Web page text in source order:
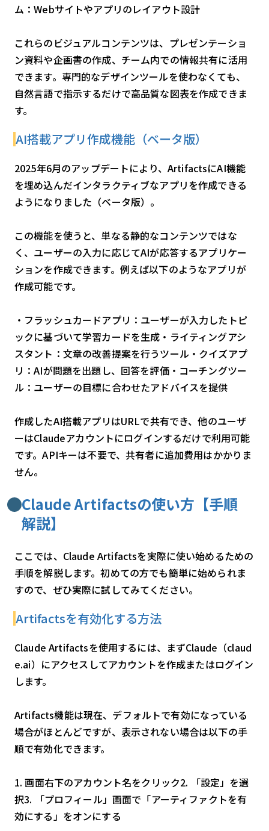
ム：Webサイトやアプリのレイアウト設計
これらのビジュアルコンテンツは、プレゼンテーショ
ン資料や企画書の作成、チーム内での情報共有に活用
できます。専門的なデザインツールを使わなくても、
自然言語で指示するだけで高品質な図表を作成できま
す。
AI搭載アプリ作成機能（ベータ版）
2025年6月のアップデートにより、ArtifactsにAI機能
を埋め込んだインタラクティブなアプリを作成できる
ようになりました（ベータ版）。
この機能を使うと、単なる静的なコンテンツではな
く、ユーザーの入力に応じてAIが応答するアプリケー
ションを作成できます。例えば以下のようなアプリが
作成可能です。
・フラッシュカードアプリ：ユーザーが入力したトピ
ックに基づいて学習カードを生成・ライティングアシ
スタント：文章の改善提案を行うツール・クイズアプ
リ：AIが問題を出題し、回答を評価・コーチングツー
ル：ユーザーの目標に合わせたアドバイスを提供
作成したAI搭載アプリはURLで共有でき、他のユーザ
ーはClaudeアカウントにログインするだけで利用可能
です。APIキーは不要で、共有者に追加費用はかかりま
せん。
Claude Artifactsの使い方【手順
解説】
ここでは、Claude Artifactsを実際に使い始めるための
手順を解説します。初めての方でも簡単に始められま
すので、ぜひ実際に試してみてください。
Artifactsを有効化する方法
Claude Artifactsを使用するには、まずClaude（claud
e.ai）にアクセスしてアカウントを作成またはログイン
します。
Artifacts機能は現在、デフォルトで有効になっている
場合がほとんどですが、表示されない場合は以下の手
順で有効化できます。
1. 画面右下のアカウント名をクリック2. 「設定」を選
択3. 「プロフィール」画面で「アーティファクトを有
効にする」をオンにする